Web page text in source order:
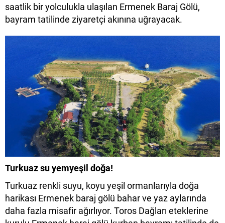
saatlik bir yolculukla ulaşılan Ermenek Baraj Gölü,
bayram tatilinde ziyaretçi akınına uğrayacak.
Turkuaz su yemyeşil doğa!
Turkuaz renkli suyu, koyu yeşil ormanlarıyla doğa
harikası Ermenek baraj gölü bahar ve yaz aylarında
daha fazla misafir ağırlıyor. Toros Dağları eteklerine